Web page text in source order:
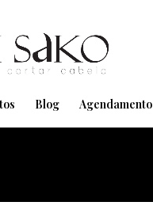
Blog Agendamento
Visual??